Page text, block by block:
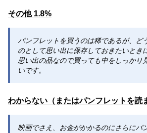
その他 1.8%
パンフレットを買うのは稀であるが、ど
のとして思い出に保存しておきたいとき
思い出の品なので買っても中をしっかり
いです。
わからない（またはパンフレットを読
映画でさえ、お金がかかるのにさらにパ